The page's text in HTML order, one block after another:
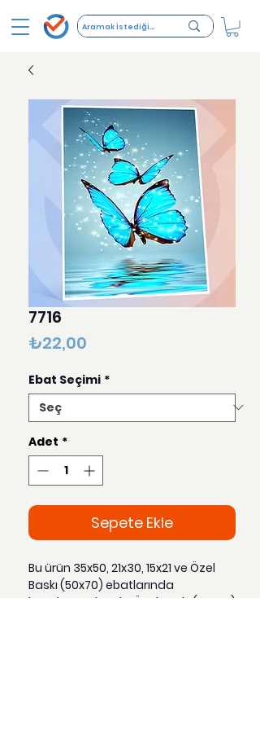
7716
₺22,00
Ebat Seçimi *
Adet *
Sepete Ekle
Bu ürün 35x50, 21x30, 15x21 ve Özel
Baskı (50x70) ebatlarında
hazırlanmaktadır. Özel Baskı (50x70)